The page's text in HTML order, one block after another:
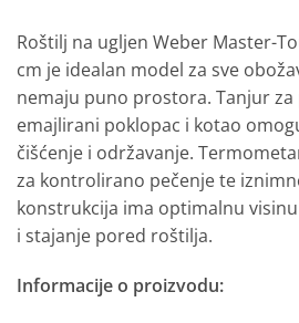
Roštilj na ugljen Weber Master-
cm je idealan model za sve
nemaju puno prostora. Tanjur
emajlirani poklopac i kotao
čišćenje i održavanje.
za kontrolirano pečenje te
konstrukcija ima optimalnu
i stajanje pored roštilja.
Informacije o proizvodu: